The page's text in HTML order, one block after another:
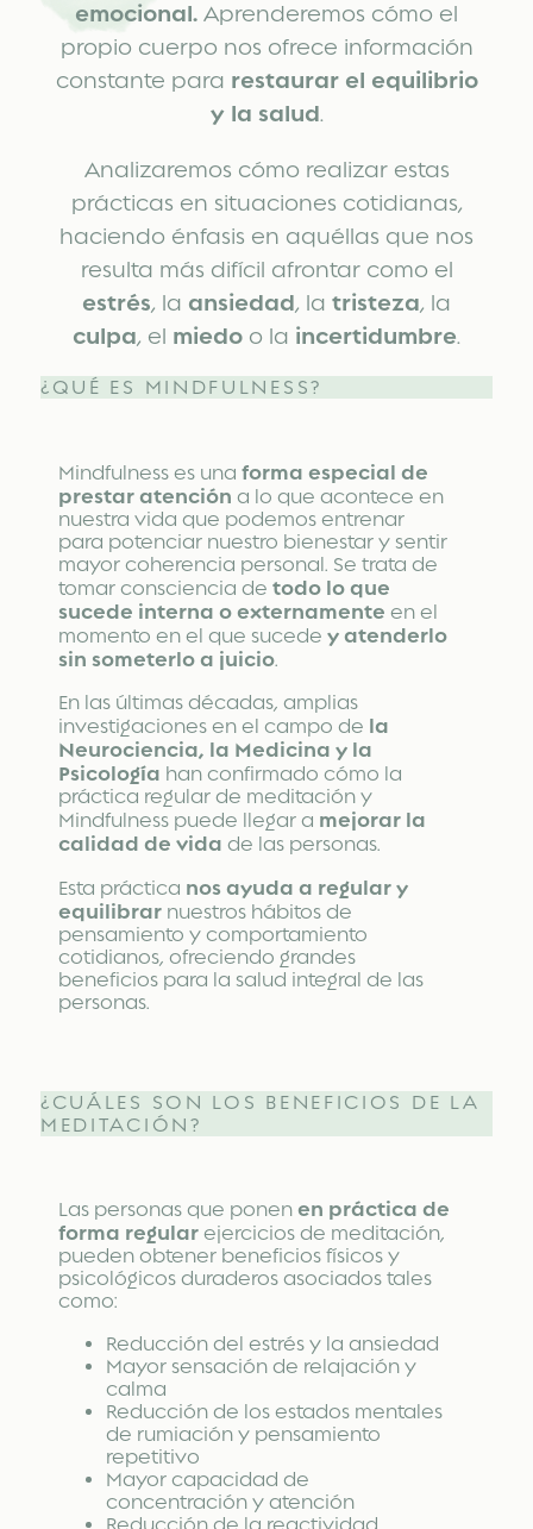
emocional. Aprenderemos cómo el
propio cuerpo nos ofrece información
constante para restaurar el equilibrio
y la salud.
Analizaremos cómo realizar estas
prácticas en situaciones cotidianas,
haciendo énfasis en aquéllas que nos
resulta más difícil afrontar como el
estrés, la ansiedad, la tristeza, la
culpa, el miedo o la incertidumbre.
¿QUÉ ES MINDFULNESS?
Mindfulness es unaforma especial de
prestar atención a lo que acontece en
nuestra vida que podemos entrenar
para potenciar nuestro bienestar y sentir
mayor coherencia personal. Se trata de
tomar consciencia de todo lo que
sucede interna o externamente en el
momento en el que sucedey atenderlo
sin someterlo a juicio.
En las últimas décadas, amplias
investigaciones en el campo de la
Neurociencia, la Medicina y la
Psicología han confirmado cómo la
práctica regular de meditación y
Mindfulness puede llegar a mejorar la
calidad de vida de las personas.
Esta práctica nos ayuda a regular y
equilibrar nuestros hábitos de
pensamiento y comportamiento
cotidianos, ofreciendo grandes
beneficios para la salud integral de las
personas.
¿CUÁLES SON LOS BENEFICIOS DE LA
MEDITACIÓN?
Las personas que ponenen práctica de
forma regular ejercicios de meditación,
pueden obtener beneficios físicos y
psicológicos duraderos asociados tales
como:
Reducción del estrés y la ansiedad
Mayor sensación de relajación y
calma
Reducción de los estados mentales
de rumiación y pensamiento
repetitivo
Mayor capacidad de
concentración y atención